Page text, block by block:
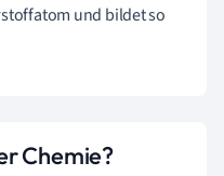
und bildet so
Chemie?